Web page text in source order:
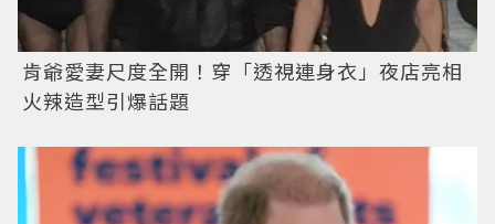
肯爺愛妻尺度全開！穿「透視連身衣」夜店亮相
火辣造型引爆話題